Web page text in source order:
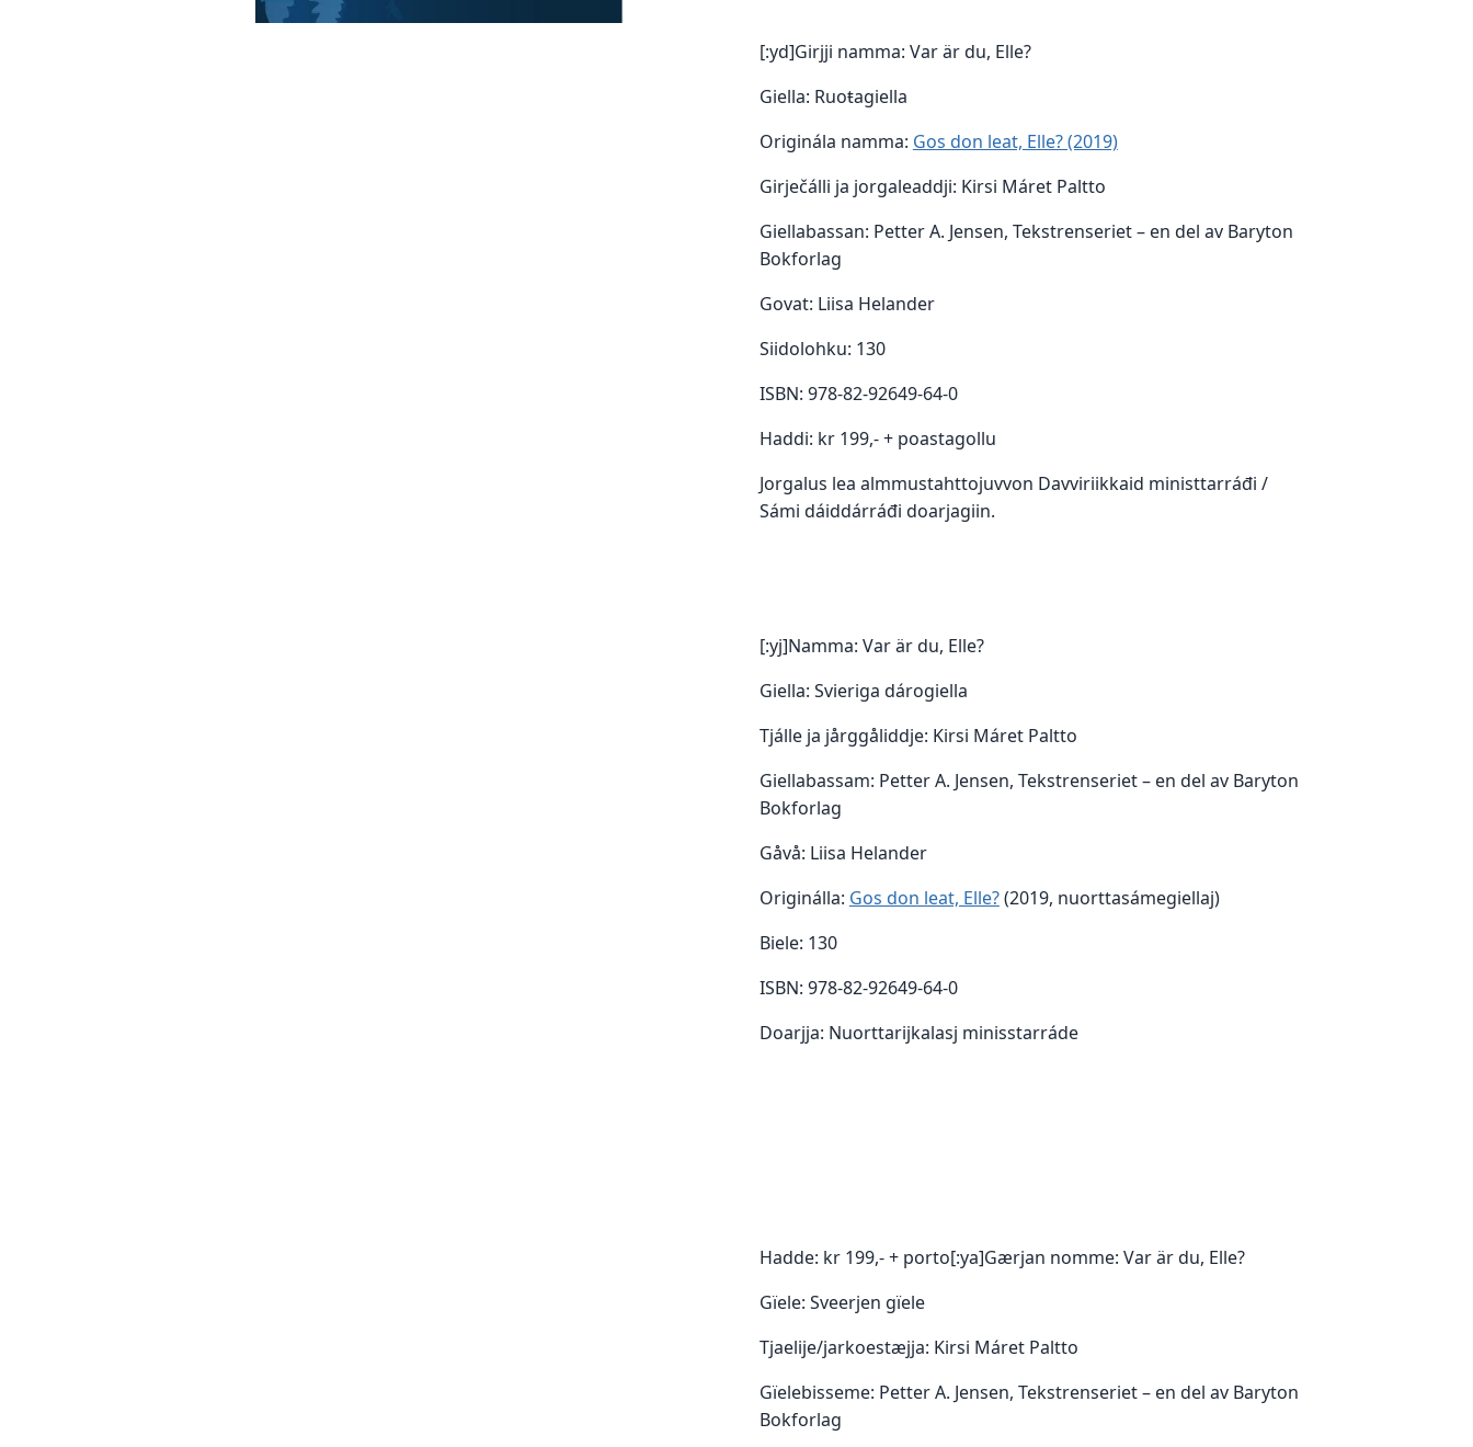
[:yd]Girjji namma: Var är du, Elle?
Giella: Ruoŧagiella
Originála namma: Gos don leat, Elle? (2019)
Girječálli ja jorgaleaddji: Kirsi Máret Paltto
Giellabassan: Petter A. Jensen, Tekstrenseriet – en del av Baryton
Bokforlag
Govat: Liisa Helander
Siidolohku: 130
ISBN: 978-82-92649-64-0
Haddi: kr 199,- + poastagollu
Jorgalus lea almmustahttojuvvon Davviriikkaid ministtarráđi /
Sámi dáiddárráđi doarjagiin.
[:yj]Namma: Var är du, Elle?
Giella: Svieriga dárogiella
Tjálle ja jårggåliddje: Kirsi Máret Paltto
Giellabassam: Petter A. Jensen, Tekstrenseriet – en del av Baryton
Bokforlag
Gåvå: Liisa Helander
Originálla: Gos don leat, Elle?(2019, nuorttasámegiellaj)
Biele: 130
ISBN: 978-82-92649-64-0
Doarjja: Nuorttarijkalasj minisstarráde
Hadde: kr 199,- + porto[:ya]Gærjan nomme: Var är du, Elle?
Gïele: Sveerjen gïele
Tjaelije/jarkoestæjja: Kirsi Máret Paltto
Gïelebisseme: Petter A. Jensen, Tekstrenseriet – en del av Baryton
Bokforlag